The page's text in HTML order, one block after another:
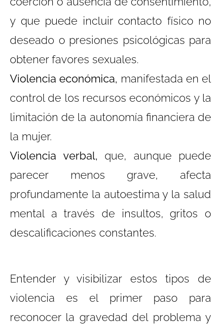
y que puede incluir contacto físico no
deseado o presiones psicológicas para
obtener favores sexuales.
Violencia económica, manifestada en el
control de los recursos económicos y la
limitación de la autonomía financiera de
la mujer.
Violencia verbal, que, aunque puede
parecer menos grave, afecta
profundamente la autoestima y la salud
mental a través de insultos, gritos o
descalificaciones constantes.
Entender y visibilizar estos tipos de
violencia es el primer paso para
reconocer la gravedad del problema y